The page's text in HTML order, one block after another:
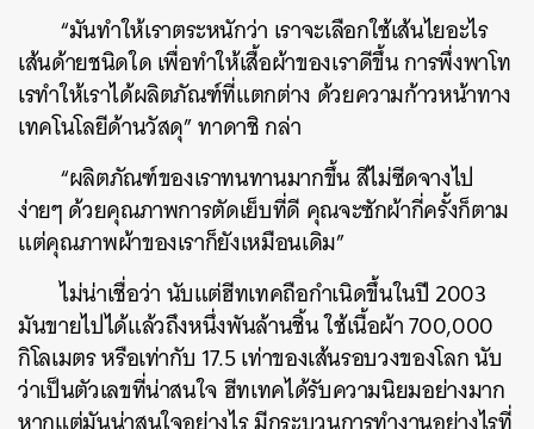
“มันทำให้เราตระหนักว่า เราจะเลือกใช้เส้นไยอะไร
เส้นด้ายชนิดใด เพื่อทำให้เสื้อผ้าของเราดีขึ้น การพึ่งพาโท
เรทำให้เราได้ผลิตภัณฑ์ที่แตกต่าง ด้วยความก้าวหน้าทาง
เทคโนโลยีด้านวัสดุ” ทาดาชิ กล่า​
“ผลิตภัณฑ์ของเราทนทานมากขึ้น สีไม่ซีดจางไป
ง่ายๆ ด้วยคุณภาพการตัดเย็บที่ดี คุณจะซักผ้ากี่ครั้งก็ตาม
แต่คุณภาพผ้าของเราก็ยังเหมือนเดิม”
ไม่น่าเชื่อว่า นับแต่ฮีทเทคถือกำเนิดขึ้นในปี 2003
มันขายไปได้แล้วถึงหนึ่งพันล้านชิ้น ใช้เนื้อผ้า 700,000
กิโลเมตร หรือเท่ากับ 17.5 เท่าของเส้นรอบวงของโลก นับ
ว่าเป็นตัวเลขที่น่าสนใจ ฮีทเทคได้รับความนิยมอย่างมาก